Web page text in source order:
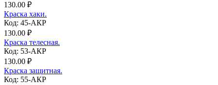
130.00 ₽
Краска хаки.
Код: 45-АКР
130.00 ₽
Краска телесная.
Код: 53-АКР
130.00 ₽
Краска защитная.
Код: 55-АКР